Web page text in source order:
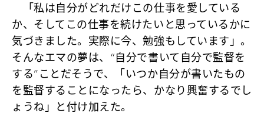
「私は自分がどれだけこの仕事を愛している
か、そしてこの仕事を続けたいと思っているかに
気づきました。実際に今、勉強もしています」。
そんなエマの夢は、“自分で書いて自分で監督を
する”ことだそうで、「いつか自分が書いたもの
を監督することになったら、かなり興奮するでし
ょうね」と付け加えた。